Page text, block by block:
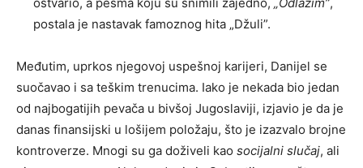
postala je nastavak famoznog hita „Džuli”.
Međutim, uprkos njegovoj uspešnoj karijeri, Danijel se
suočavao i sa teškim trenucima. Iako je nekada bio jedan
od najbogatijih pevača u bivšoj Jugoslaviji, izjavio je da je
danas finansijski u lošijem položaju, što je izazvalo brojne
kontroverze. Mnogi su ga doživeli kao socijalni slučaj, ali